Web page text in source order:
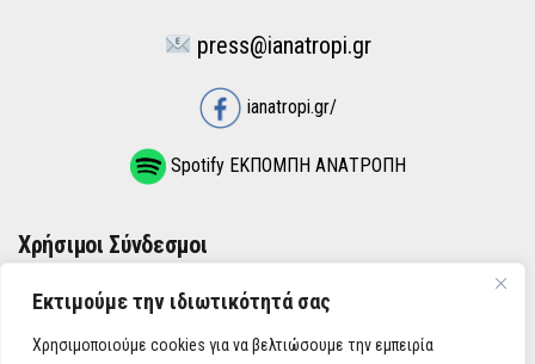
Εκτιμούμε την ιδιωτικότητά σας
Χρησιμοποιούμε cookies για να βελτιώσουμε την εμπειρία
press@ianatropi.gr
ianatropi.gr/
Spotify ΕΚΠΟΜΠΗ ΑΝΑΤΡΟΠΗ
Χρήσιμοι Σύνδεσμοι
ΌΡΟΙ ΧΡΉΣΗΣ
ΠΟΛΙΤΙΚΉ ΑΠΟΡΡΉΤΟΥ